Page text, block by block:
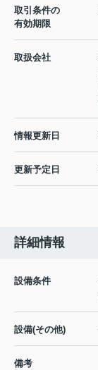
取引条件の
有効期限
取扱会社
情報更新日
更新予定日
詳細情報
設備条件
設備(その他)
備考